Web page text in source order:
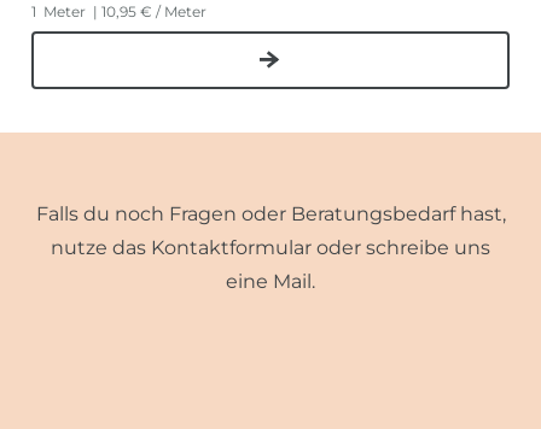
1 Meter | 10,95 € / Meter
Falls du noch Fragen oder Beratungsbedarf hast,
nutze das Kontaktformular oder schreibe uns
eine Mail.